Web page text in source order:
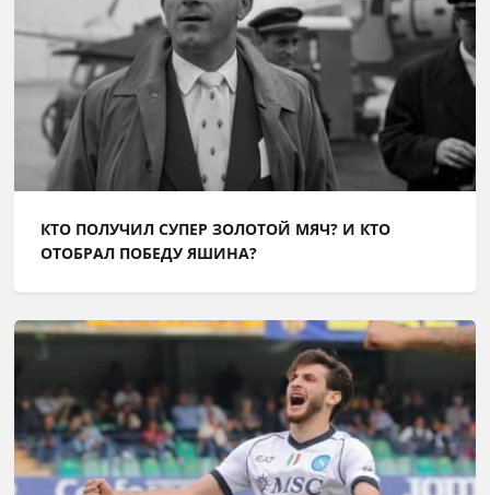
КТО ПОЛУЧИЛ СУПЕР ЗОЛОТОЙ МЯЧ? И КТО
ОТОБРАЛ ПОБЕДУ ЯШИНА?